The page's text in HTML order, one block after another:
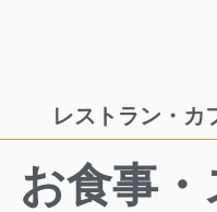
レストラン・カ
お食事